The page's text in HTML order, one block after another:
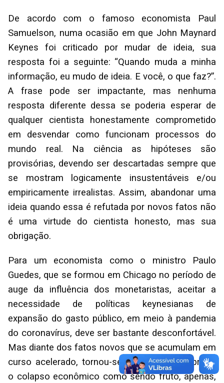
De acordo com o famoso economista Paul
Samuelson, numa ocasião em que John Maynard
Keynes foi criticado por mudar de ideia, sua
resposta foi a seguinte: “Quando muda a minha
informação, eu mudo de ideia. E você, o que faz?”.
A frase pode ser impactante, mas nenhuma
resposta diferente dessa se poderia esperar de
qualquer cientista honestamente comprometido
em desvendar como funcionam processos do
mundo real. Na ciência as hipóteses são
provisórias, devendo ser descartadas sempre que
se mostram logicamente insustentáveis e/ou
empiricamente irrealistas. Assim, abandonar uma
ideia quando essa é refutada por novos fatos não
é uma virtude do cientista honesto, mas sua
obrigação.
Para um economista como o ministro Paulo
Guedes, que se formou em Chicago no período de
auge da influência dos monetaristas, aceitar a
necessidade de políticas keynesianas de
expansão do gasto público, em meio à pandemia
do coronavírus, deve ser bastante desconfortável.
Mas diante dos fatos novos que se acumulam em
curso acelerado, tornou-se impossível interpretar
o colapso econômico como sendo fruto, apenas,